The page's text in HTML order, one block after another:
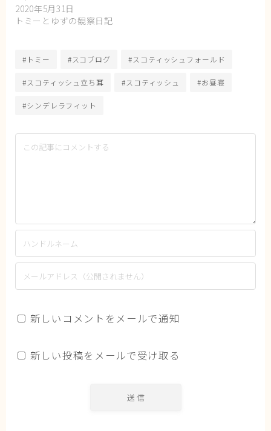
2020年5月31日
トミーとゆずの観察日記
#トミー #スコブログ #スコティッシュフォールド
#スコティッシュ立ち耳 #スコティッシュ #お昼寝
#シンデレラフィット
新しいコメントをメールで通知
新しい投稿をメールで受け取る